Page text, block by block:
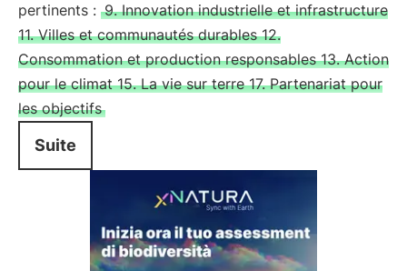
pertinents : 9. Innovation industrielle et infrastructure
11. Villes et communautés durables 12.
Consommation et production responsables 13. Action
pour le climat 15. La vie sur terre 17. Partenariat pour
les objectifs
Suite